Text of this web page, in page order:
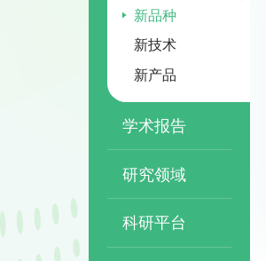
新品种
新技术
新产品
学术报告
研究领域
科研平台